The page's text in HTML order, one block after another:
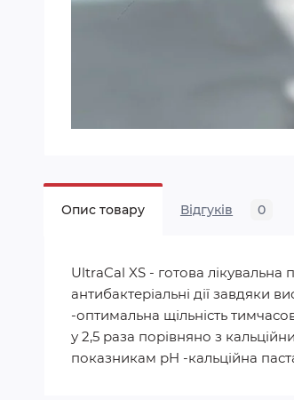
Опис товару Відгуків 0
UltraCal XS - готова
антибактеріальні дії завдяки
-оптимальна щільність
у 2,5 раза порівняно з
показникам pH -кальційна